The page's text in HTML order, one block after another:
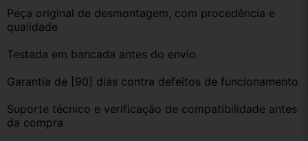
Peça original de desmontagem, com procedência e
qualidade
Testada em bancada antes do envio
Garantia de [90] dias contra defeitos de funcionamento
Suporte técnico e verificação de compatibilidade antes
da compra